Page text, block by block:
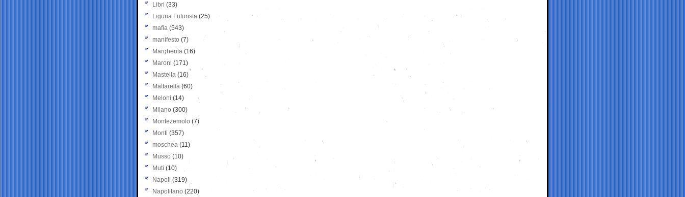
Libri (33)
Liguria Futurista (25)
mafia (543)
manifesto (7)
Margherita (16)
Maroni (171)
Mastella (16)
Mattarella (60)
Meloni (14)
Milano (300)
Montezemolo (7)
Monti (357)
moschea (11)
Musso (10)
Muti (10)
Napoli (319)
Napolitano (220)